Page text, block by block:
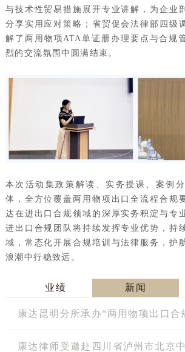
与技术性贸易措施展开专业讲解，为企业
分享实用应对策略；省贸促会法律部四级
解了两用物项ATA单证册办理要点与合规
烈的交流氛围中圆满结束。
本次活动集政策解读、实务授课、案例
体，全方位覆盖两用物项出口全流程合规
达在进出口合规领域的深厚实务积淀与专
进出口合规团队将持续发挥专业优势，持
域，常态化开展合规培训与法律服务，护
浪潮中行稳致远。
业绩 新闻
康达昆明分所承办“两用物项出口
康达律师受邀赴四川省泸州市北京